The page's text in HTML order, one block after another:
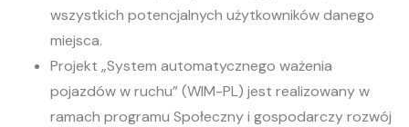
wszystkich potencjalnych użytkowników danego
miejsca.
Projekt „System automatycznego ważenia
pojazdów w ruchu” (WIM-PL) jest realizowany w
ramach programu Społeczny i gospodarczy rozwój